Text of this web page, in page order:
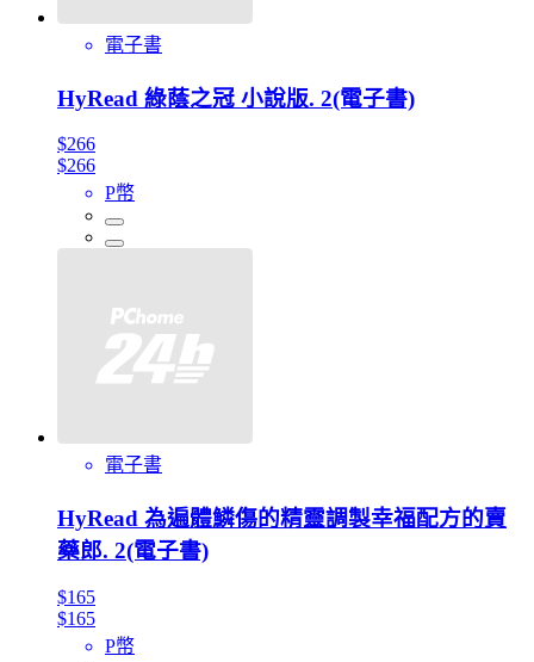
電子書
HyRead 綠蔭之冠 小說版. 2(電子書)
$266
$266
P幣
電子書
HyRead 為遍體鱗傷的精靈調製幸福配方的賣
藥郎. 2(電子書)
$165
$165
P幣